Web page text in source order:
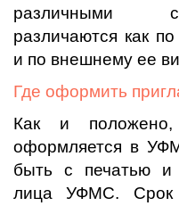
различными
различаются как
и по внешнему ее
Где оформить
Как и положено,
оформляется в
быть с печатью и
лица УФМС. Срок